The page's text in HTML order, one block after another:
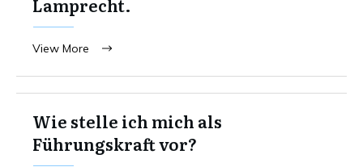
View More
Wie stelle ich mich als
Führungskraft vor?